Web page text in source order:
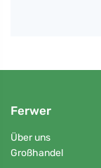
Ferwer
Über uns
Großhandel